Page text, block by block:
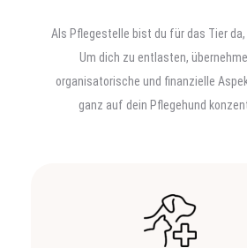
Als Pflegestelle bist du für das Tier da,
Um dich zu entlasten,
organisatorische und finanzielle
ganz auf dein Pflegehund